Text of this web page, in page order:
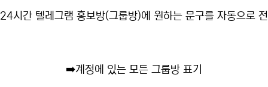
24시간 텔레그램 홍보방(그룹방)에 원하는 문구를 자동으로
➡️계정에 있는 모든 그룹방 표기